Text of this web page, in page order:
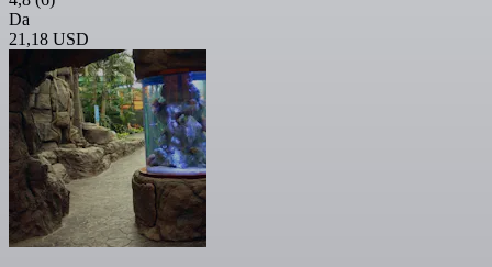
Da
21,18 USD